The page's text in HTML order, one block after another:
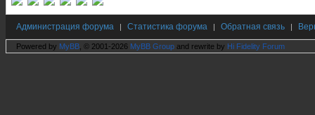
Администрация форума | Статистика форума | Обратная связь |
Powered by MyBB , © 2001-2026 MyBB Group and rewrite by Hi Fidelity Forum